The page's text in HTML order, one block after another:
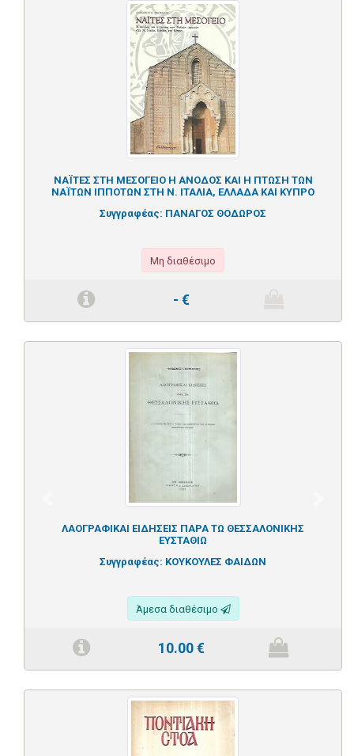
ΝΑΪΤΕΣ ΣΤΗ ΜΕΣΟΓΕΙΟ Η ΑΝΟΔΟΣ ΚΑΙ Η ΠΤΩΣΗ ΤΩΝ
ΝΑΪΤΩΝ ΙΠΠΟΤΩΝ ΣΤΗ Ν. ΙΤΑΛΙΑ, ΕΛΛΑΔΑ ΚΑΙ ΚΥΠΡΟ
Συγγραφέας: ΠΑΝΑΓΟΣ ΘΟΔΩΡΟΣ
Μη διαθέσιμο
- €
ΛΑΟΓΡΑΦΙΚΑΙ ΕΙΔΗΣΕΙΣ ΠΑΡΑ ΤΩ ΘΕΣΣΑΛΟΝΙΚΗΣ
ΕΥΣΤΑΘΙΩ
Συγγραφέας: ΚΟΥΚΟΥΛΕΣ ΦΑΙΔΩΝ
Άμεσα διαθέσιμο
10.00€